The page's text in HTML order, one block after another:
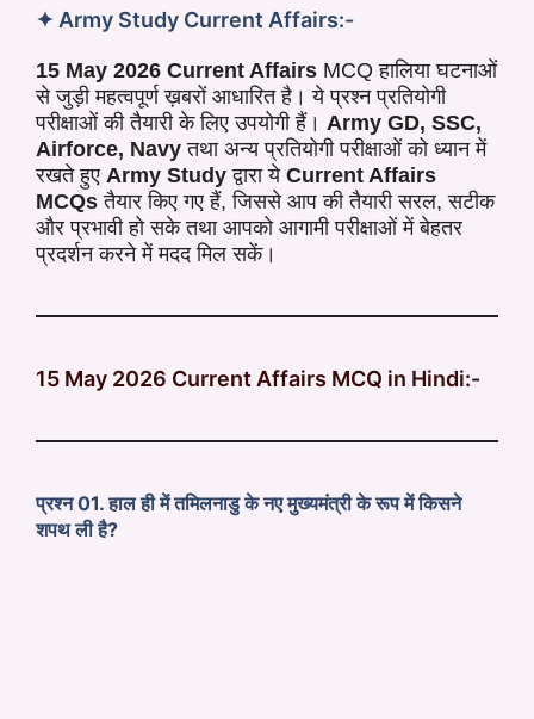
✦ Army Study Current Affairs:-
15 May 2026 Current Affairs MCQ हालिया घटनाओं
से जुड़ी महत्वपूर्ण ख़बरों आधारित है। ये प्रश्न प्रतियोगी
परीक्षाओं की तैयारी के लिए उपयोगी हैं। Army GD, SSC,
Airforce, Navy तथा अन्य प्रतियोगी परीक्षाओं को ध्यान में
रखते हुए Army Study द्वारा ये Current Affairs
MCQs तैयार किए गए हैं, जिससे आप की तैयारी सरल, सटीक
और प्रभावी हो सके तथा आपको आगामी परीक्षाओं में बेहतर
प्रदर्शन करने में मदद मिल सकें।
15 May 2026 Current Affairs MCQ in Hindi:-
प्रश्न 01. हाल ही में तमिलनाडु के नए मुख्यमंत्री के रूप में किसने
शपथ ली है?